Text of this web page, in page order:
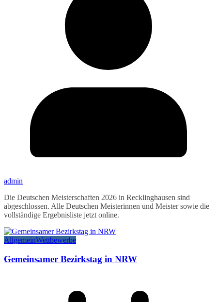
admin
Die Deutschen Meisterschaften 2026 in Recklinghausen sind
abgeschlossen. Alle Deutschen Meisterinnen und Meister sowie die
vollständige Ergebnisliste jetzt online.
AllgemeinWettbewerbe
Gemeinsamer Bezirkstag in NRW